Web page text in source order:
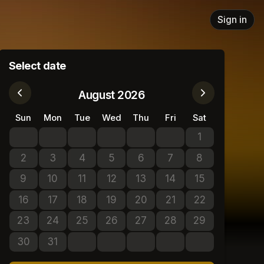
Sign in
Select date
August 2026
Sun Mon Tue Wed Thu Fri Sat
1No tickets
2No tickets available
3
No tickets available
4No tickets available
5
No tickets available
6No tickets available
7No tickets available
8No tickets
9No tickets available
10No tickets available
11No tickets available
12No tickets available
13No tickets available
14No tickets available
15No tickets
16No tickets available
17No tickets available
18No tickets available
19No tickets available
20No tickets available
21No tickets available
22No tickets
23No tickets available
24No tickets available
25No tickets available
26No tickets available
27No tickets available
28No tickets available
29No tickets
30
No tickets available
31No tickets available